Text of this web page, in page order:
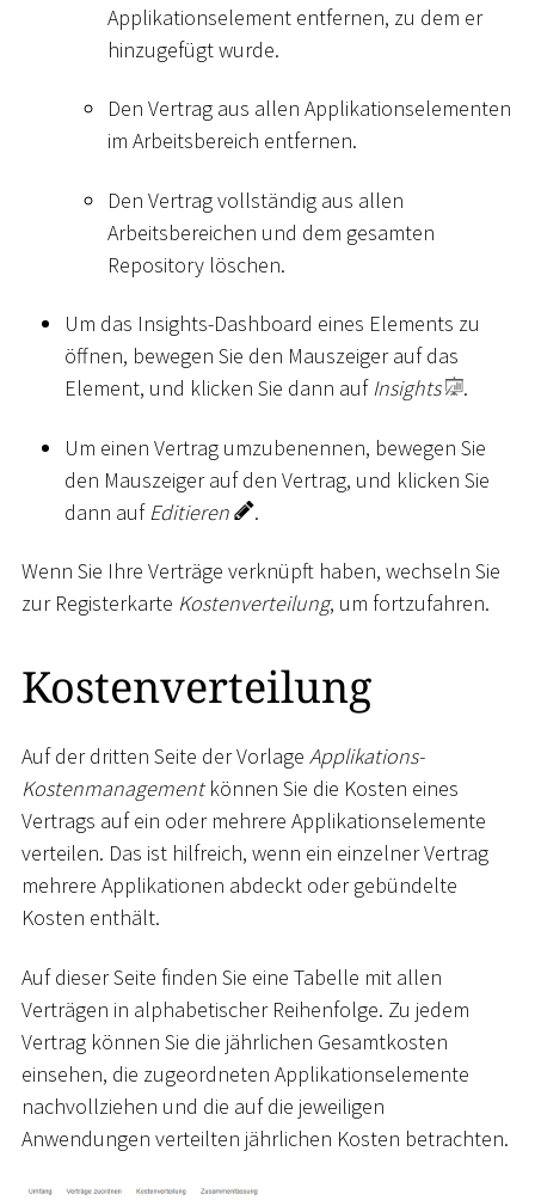
Applikationselement entfernen, zu dem er
hinzugefügt wurde.
Den Vertrag aus allen Applikationselementen
im Arbeitsbereich entfernen.
Den Vertrag vollständig aus allen
Arbeitsbereichen und dem gesamten
Repository löschen.
Um das Insights-Dashboard eines Elements zu
öffnen, bewegen Sie den Mauszeiger auf das
Element, und klicken Sie dann aufInsights .
Um einen Vertrag umzubenennen, bewegen Sie
den Mauszeiger auf den Vertrag, und klicken Sie
dann auf Editieren .
Wenn Sie Ihre Verträge verknüpft haben, wechseln Sie
zur Registerkarte Kostenverteilung, um fortzufahren.
Kostenverteilung
Auf der dritten Seite der Vorlage Applikations-
Kostenmanagementkönnen Sie die Kosten eines
Vertrags auf ein oder mehrere Applikationselemente
verteilen. Das ist hilfreich, wenn ein einzelner Vertrag
mehrere Applikationen abdeckt oder gebündelte
Kosten enthält.
Auf dieser Seite finden Sie eine Tabelle mit allen
Verträgen in alphabetischer Reihenfolge. Zu jedem
Vertrag können Sie die jährlichen Gesamtkosten
einsehen, die zugeordneten Applikationselemente
nachvollziehen und die auf die jeweiligen
Anwendungen verteilten jährlichen Kosten betrachten.